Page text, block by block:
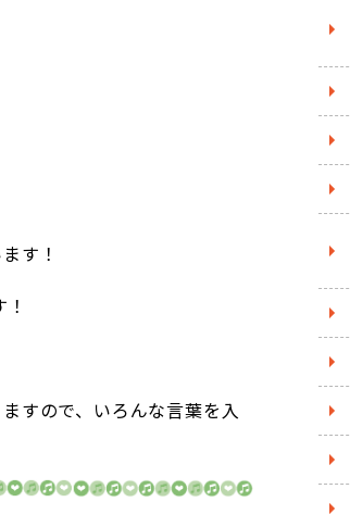
す！
すので、いろんな言葉を入